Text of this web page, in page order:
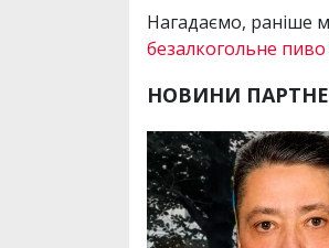
Нагадаємо, раніше
безалкогольне пиво